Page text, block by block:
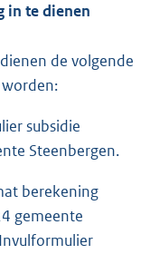
in te dienen
de volgende
subsidie
Steenbergen.
berekening
gemeente